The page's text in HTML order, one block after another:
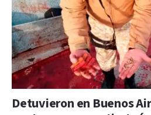
Detuvieron en Buenos